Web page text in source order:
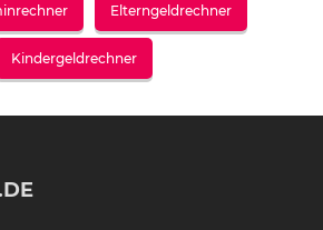
Elterngeldrechner
Kindergeldrechner